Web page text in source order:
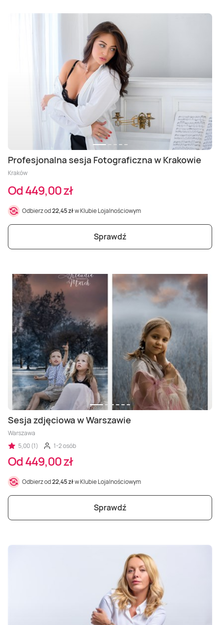
Profesjonalna sesja Fotograficzna w Krakowie
Kraków
Od 449,00 zł
Odbierz od22,45 złw Klubie Lojalnościowym
Sprawdź
Sesja zdjęciowa w Warszawie
Warszawa
5,00 (1)
1-2 osób
Od 449,00 zł
Odbierz od22,45 złw Klubie Lojalnościowym
Sprawdź